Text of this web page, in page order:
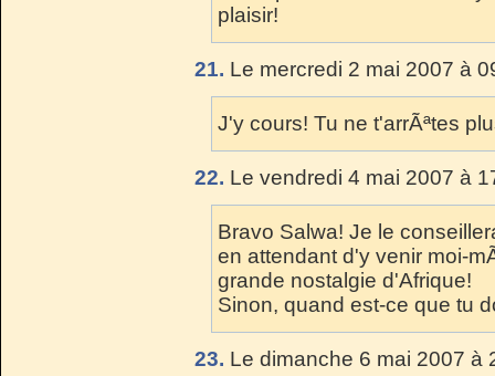
plaisir!
21. Le mercredi 2 mai 2007 à
J'y cours! Tu ne t'arrÃªtes
22. Le vendredi 4 mai 2007 à
Bravo Salwa! Je le
en attendant d'y venir moi-
grande nostalgie d'Afrique!
Sinon, quand est-ce que tu
23. Le dimanche 6 mai 2007 à